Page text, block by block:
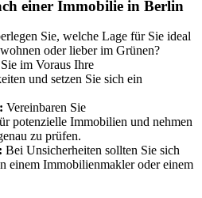
einer Immobilie in Berlin
Sie, welche Lage für Sie ideal
oder lieber im Grünen?
im Voraus Ihre
und setzen Sie sich ein
Vereinbaren Sie
potenzielle Immobilien und nehmen
zu prüfen.
Bei Unsicherheiten sollten Sie sich
einem Immobilienmakler oder einem